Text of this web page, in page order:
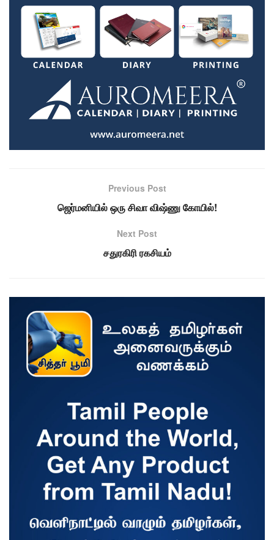
Previous Post
ஜெர்மனியில் ஒரு சிவா விஷ்ணு கோயில்!
Next Post
சதுரகிரி ரகசியம்